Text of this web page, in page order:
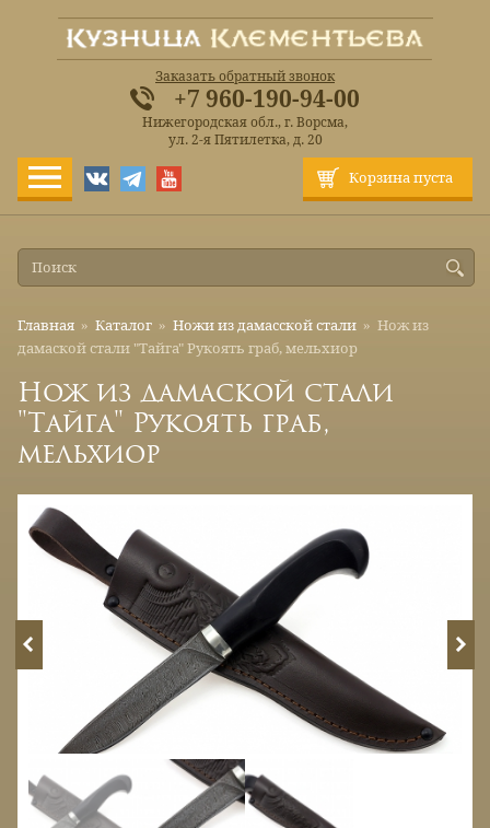
Корзина пуста
Заказать обратный звонок
+7 960-190-94-00
Нижегородская обл., г. Ворсма,
ул. 2-я Пятилетка, д. 20
Главная » Каталог » Ножи из дамасской стали » Нож из
дамаской стали "Тайга" Рукоять граб, мельхиор
Нож из дамаской стали
"Тайга" Рукоять граб,
мельхиор